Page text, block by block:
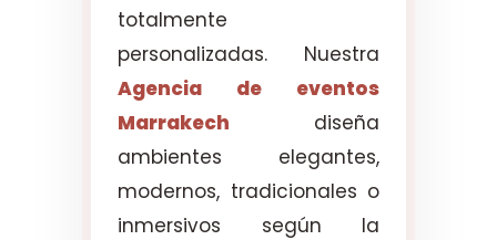
totalmente
personalizadas. Nuestra
Agencia de eventos
Marrakech diseña
ambientes elegantes,
modernos, tradicionales o
inmersivos según la